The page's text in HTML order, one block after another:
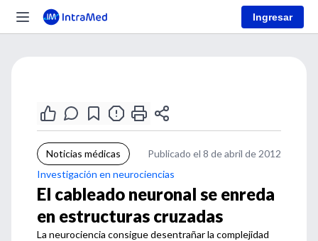
Ingresar
Noticias médicas
Publicado el 8 de abril de 2012
Investigación en neurociencias
El cableado neuronal se enreda
en estructuras cruzadas
La neurociencia consigue desentrañar la complejidad